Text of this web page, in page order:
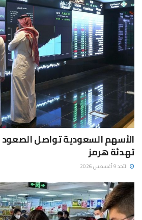
الأسهم السعودية تواصل الصعود
تهدئة هرمز
الأحد 9 أغسطس 2026